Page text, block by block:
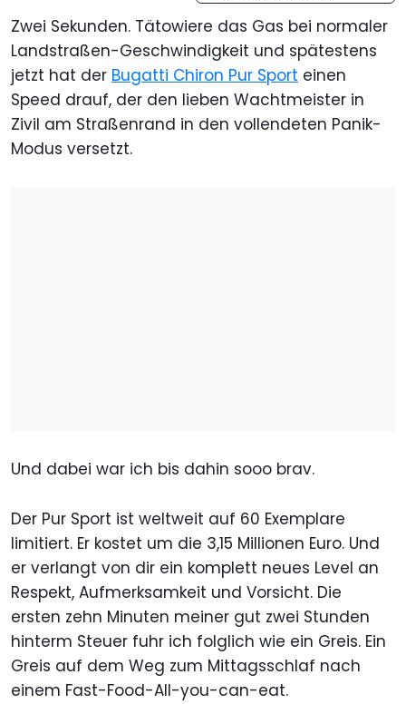
Zwei Sekunden. Tätowiere das Gas bei normaler
Landstraßen-Geschwindigkeit und spätestens
jetzt hat der Bugatti Chiron Pur Sport einen
Speed drauf, der den lieben Wachtmeister in
Zivil am Straßenrand in den vollendeten Panik-
Modus versetzt.
Und dabei war ich bis dahin sooo brav.
Der Pur Sport ist weltweit auf 60 Exemplare
limitiert. Er kostet um die 3,15 Millionen Euro. Und
er verlangt von dir ein komplett neues Level an
Respekt, Aufmerksamkeit und Vorsicht. Die
ersten zehn Minuten meiner gut zwei Stunden
hinterm Steuer fuhr ich folglich wie ein Greis. Ein
Greis auf dem Weg zum Mittagsschlaf nach
einem Fast-Food-All-you-can-eat.